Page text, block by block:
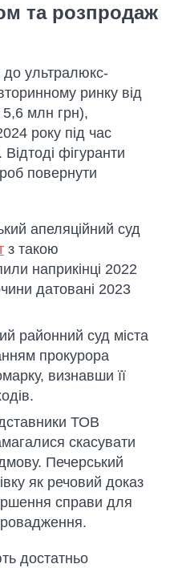
та розпродаж
ультралюкс-
ринку від
5,6 млн грн),
року під час
фігуранти
повернути
апеляційний суд
з такою
наприкінці 2022
датовані 2023
районний суд міста
прокурора
визнавши її
ТОВ
скасувати
Печерський
як речовий доказ
справи для
достатньо